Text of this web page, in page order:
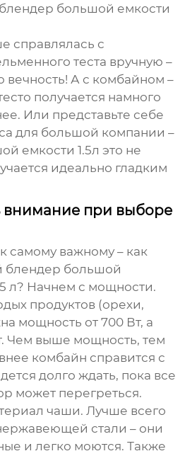
блендер большой емкости
справлялась с
теста вручную –
вечность! А с комбайном –
получается намного
Или представьте себе
для большой компании –
емкости 1.5л это не
идеально гладким
внимание при выборе
самому важному – как
блендер большой
л? Начнем с мощности.
продуктов (орехи,
мощность от 700 Вт, а
Чем выше мощность, тем
комбайн справится с
долго ждать, пока все
может перегреться.
чаши. Лучше всего
стали – они
и легко моются. Также